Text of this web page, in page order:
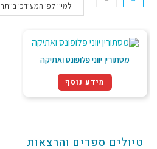
מסתורין יווני פלופונס ואתיקה
מידע נוסף
טיולים ספרים והרצאות